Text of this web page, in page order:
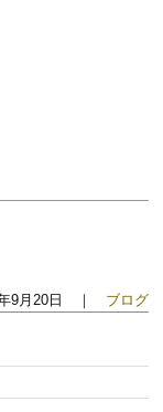
9月20日 ｜ ブログ